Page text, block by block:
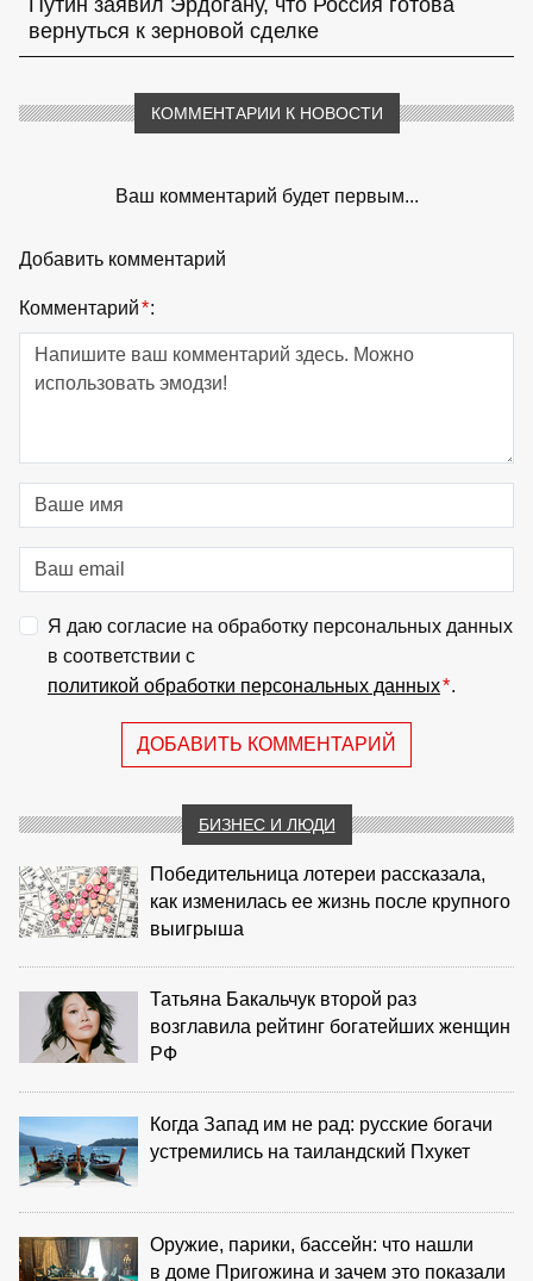
вернуться к зерновой сделке
КОММЕНТАРИИ К НОВОСТИ
Ваш комментарий будет первым...
Добавить комментарий
Комментарий*:
Я даю согласие на обработку персональных данных
в соответствии с
политикой обработки персональных данных*.
ДОБАВИТЬ КОММЕНТАРИЙ
БИЗНЕС И ЛЮДИ
Победительница лотереи рассказала,
как изменилась ее жизнь после крупного
выигрыша
Татьяна Бакальчук второй раз
возглавила рейтинг богатейших женщин
РФ
Когда Запад им не рад: русские богачи
устремились на таиландский Пхукет
Оружие, парики, бассейн: что нашли
в доме Пригожина и зачем это показали